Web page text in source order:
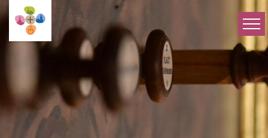
Zum Inhalt springen